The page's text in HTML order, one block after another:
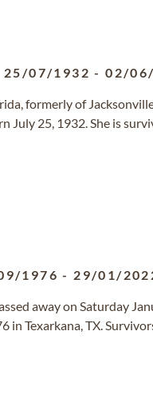
25/07/1932 -02/
formerly of
July 25, 1932. She is
1976 - 29/01/
away on Saturday
in Texarkana, TX.